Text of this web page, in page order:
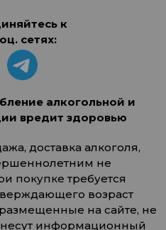
к
сетях:
алкогольной и
вредит здоровью
доставка алкоголя,
не
покупке требуется
возраст
на сайте, не
информационный